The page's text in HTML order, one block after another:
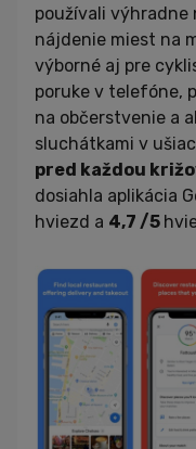
používali výhradne
nájdenie miest na
výborné aj pre
poruke v telefóne,
na občerstvenie a
sluchátkami v
pred každou
dosiahla aplikácia
hviezd a 4,7 /5